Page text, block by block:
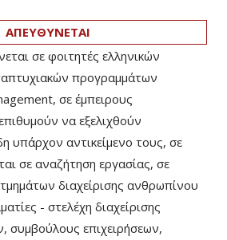
ΑΠΕΥΘΥΝΕΤΑΙ
σε φοιτητές ελληνικών
προγραμμάτων
σε έμπειρους
να εξελιχθούν
υπάρχον αντικείμενο τους, σε
σε αναζήτηση εργασίας, σε
διαχείρισης ανθρωπίνου
- στελέχη διαχείρισης
επιχειρήσεων,